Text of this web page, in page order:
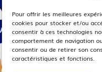
Pour offrir les meilleures
cookies pour stocker et/ou
consentir à ces technologies
comportement de navigation
consentir ou de retirer son
caractéristiques et fonctions.